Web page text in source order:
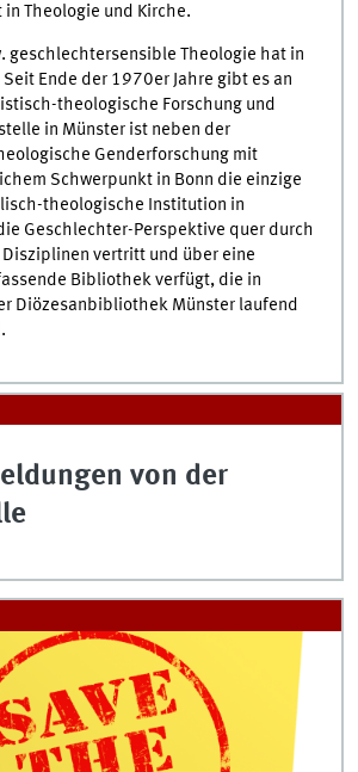
Theologie und Kirche.
geschlechtersensible Theologie hat in
Ende der 1970er Jahre gibt es an
theologische Forschung und
in Münster ist neben der
Genderforschung mit
Schwerpunkt in Bonn die einzige
theologische Institution in
Geschlechter-Perspektive quer durch
vertritt und über eine
Bibliothek verfügt, die in
Diözesanbibliothek Münster laufend
von der